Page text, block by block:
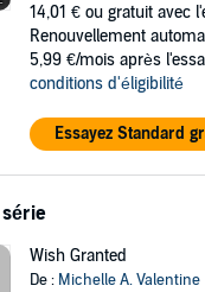
Books, LLC (P)2014
14,01 € ou gratuit avec
Renouvellement
5,99 €/mois après
conditions d'éligibilité
Essayez Standard
série
Wish Granted
De : Michelle A. Valentine